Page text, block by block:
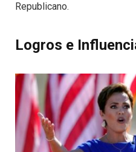
Republicano.
Logros e